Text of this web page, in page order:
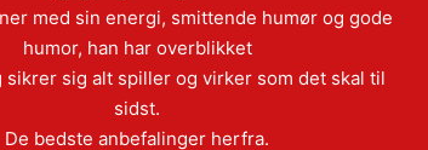
med sin energi, smittende humør og gode
humor, han har overblikket
sikrer sig alt spiller og virker som det skal til
sidst.
De bedste anbefalinger herfra.